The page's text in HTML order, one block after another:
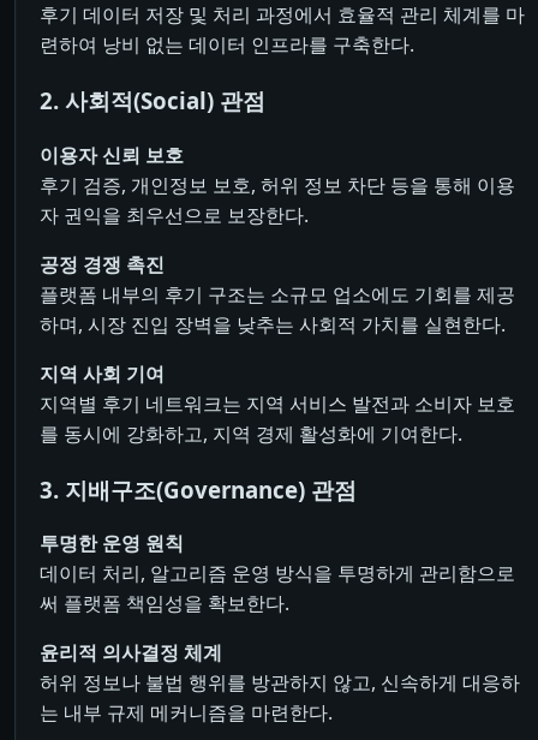
후기 데이터 저장 및 처리 과정에서 효율적 관리 체계를 마
련하여 낭비 없는 데이터 인프라를 구축한다.
2. 사회적(Social) 관점
이용자 신뢰 보호
후기 검증, 개인정보 보호, 허위 정보 차단 등을 통해 이용
자 권익을 최우선으로 보장한다.
공정 경쟁 촉진
플랫폼 내부의 후기 구조는 소규모 업소에도 기회를 제공
하며, 시장 진입 장벽을 낮추는 사회적 가치를 실현한다.
지역 사회 기여
지역별 후기 네트워크는 지역 서비스 발전과 소비자 보호
를 동시에 강화하고, 지역 경제 활성화에 기여한다.
3. 지배구조(Governance) 관점
투명한 운영 원칙
데이터 처리, 알고리즘 운영 방식을 투명하게 관리함으로
써 플랫폼 책임성을 확보한다.
윤리적 의사결정 체계
허위 정보나 불법 행위를 방관하지 않고, 신속하게 대응하
는 내부 규제 메커니즘을 마련한다.